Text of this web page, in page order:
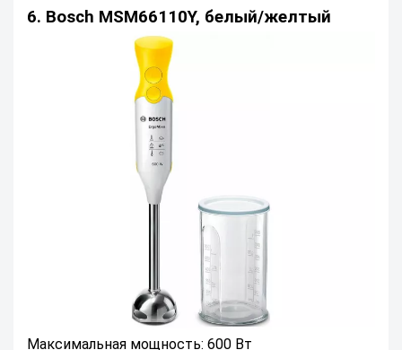
6. Bosch MSM66110Y, белый/желтый
Максимальная мощность: 600 Вт